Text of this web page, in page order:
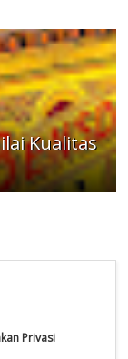
Kualitas
Privasi